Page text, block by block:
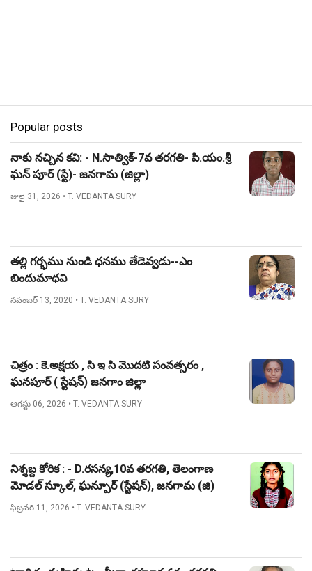
Popular posts
నాకు నచ్చిన కవి: - N.సాత్విక్-7వ తరగతి- పి.యం.శ్రీ
ఘన్ పూర్ (స్టే)- జనగామ (జిల్లా)
జులై 31, 2026 • T. VEDANTA SURY
తల్లి గర్భము నుండి ధనము తేడెవ్వడు--ఎం
బిందుమాధవి
నవంబర్ 13, 2020 • T. VEDANTA SURY
చిత్రం : కె.అక్షయ , సి ఇ సి మొదటి సంవత్సరం ,
ఘనపూర్ ( స్టేషన్) జనగాం జిల్లా
ఆగస్టు 06, 2026 • T. VEDANTA SURY
నిశ్శబ్ద కోరిక : - D.రసన్య,10వ తరగతి, తెలంగాణ
మోడల్ స్కూల్, ఘన్పూర్ (స్టేషన్), జనగామ (జి)
ఫిబ్రవరి 11, 2026 • T. VEDANTA SURY